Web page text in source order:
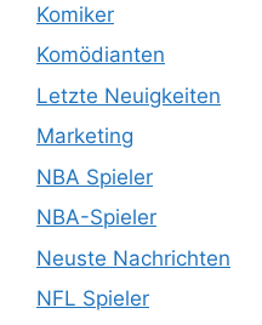
Komiker
Komödianten
Letzte Neuigkeiten
Marketing
NBA Spieler
NBA-Spieler
Neuste Nachrichten
NFL Spieler